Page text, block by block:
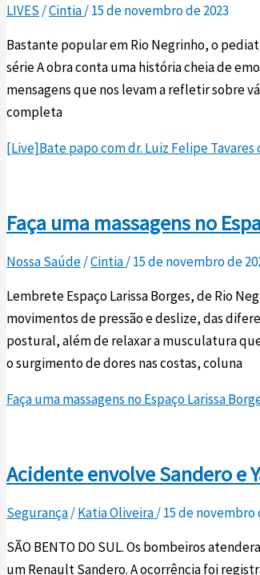
LIVES /Cintia/15 de novembro de 2023
Bastante popular em Rio Negrinho, o
série A obra conta uma história cheia de
mensagens que nos levam a refletir sobre
completa
[Live]Bate papo com dr. Luiz Felipe
Faça uma massagens no
Nossa Saúde/Cintia/15 de novembro de
Lembrete Espaço Larissa Borges, de Rio
movimentos de pressão e deslize, das
postural, além de relaxar a musculatura
o surgimento de dores nas costas, coluna
Faça uma massagens no Espaço Larissa
Acidente envolve Sandero e
Segurança/Katia Oliveira/15 de novembro
SÃO BENTO DO SUL. Os bombeiros
um Renault Sandero. A ocorrência foi